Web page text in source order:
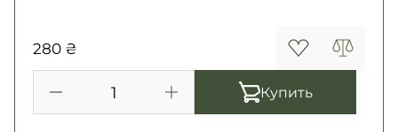
280 ₴
Купить